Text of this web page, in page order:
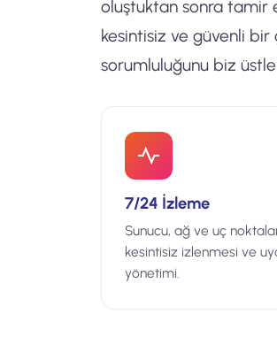
oluştuktan sonra tamir
kesintisiz ve güvenli bir
sorumluluğunu biz
7/24 İzleme
Sunucu, ağ ve uç
kesintisiz izlenmesi ve
yönetimi.